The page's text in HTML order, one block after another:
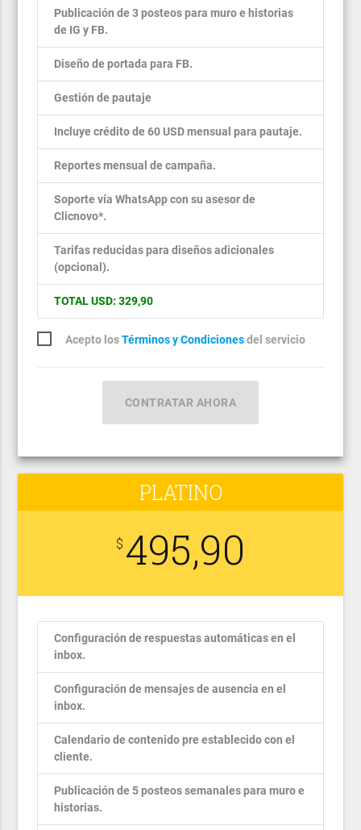
Publicación de 3 posteos para muro e historias
de IG y FB.
Diseño de portada para FB.
Gestión de pautaje
Incluye crédito de 60 USD mensual para pautaje.
Reportes mensual de campaña.
Soporte vía WhatsApp con su asesor de
Clicnovo*.
Tarifas reducidas para diseños adicionales
(opcional).
TOTAL USD: 329,90
Acepto losTérminos y Condicionesdel servicio
CONTRATAR AHORA
PLATINO
$ 495,90
Configuración de respuestas automáticas en el
inbox.
Configuración de mensajes de ausencia en el
inbox.
Calendario de contenido pre establecido con el
cliente.
Publicación de 5 posteos semanales para muro e
historias.